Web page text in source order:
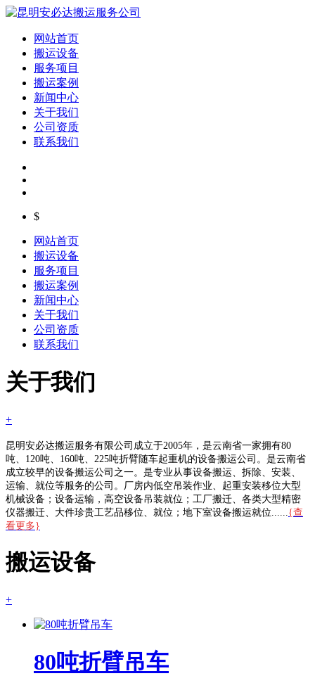
网站首页
搬运设备
服务项目
搬运案例
新闻中心
关于我们
公司资质
联系我们
$
网站首页
搬运设备
服务项目
搬运案例
新闻中心
关于我们
公司资质
联系我们
关于我们
+
昆明安必达搬运服务有限公司成立于2005年，是云南省一家拥有80
吨、120吨、160吨、225吨折臂随车起重机的设备搬运公司。是云南省
成立较早的设备搬运公司之一。是专业从事设备搬运、拆除、安装、
运输、就位等服务的公司。厂房内低空吊装作业、起重安装移位大型
机械设备；设备运输，高空设备吊装就位；工厂搬迁、各类大型精密
仪器搬迁、大件珍贵工艺品移位、就位；地下室设备搬运就位...... {查
看更多}
搬运设备
+
80吨折臂吊车